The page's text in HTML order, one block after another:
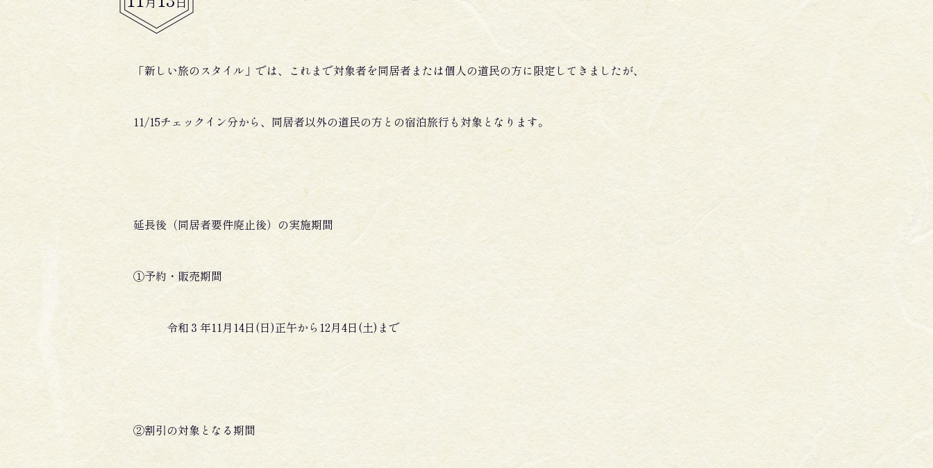
「新しい旅のスタイル」では、これまで対象者を同居者または個人の道民の方に限定してきましたが、
11/15チェックイン分から、同居者以外の道民の方との宿泊旅行も対象となります。
延長後（同居者要件廃止後）の実施期間
①予約・販売期間
令和３年11月14日(日)正午から12月4日(土)まで
②割引の対象となる期間